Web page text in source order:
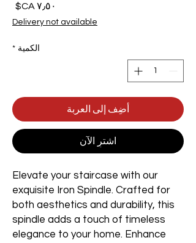
Delivery not available
الكمية *
أضِف إلى العربة
اشترِ الآن
Elevate your staircase with our
exquisite Iron Spindle. Crafted for
both aesthetics and durability, this
spindle adds a touch of timeless
elegance to your home. Enhance